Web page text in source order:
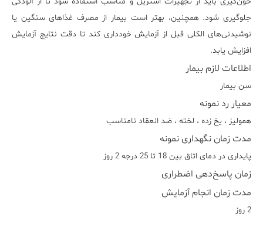
جلوگیری شود. همچنین، بهتر است بیمار از مصرف غذاهای سنگین یا
نوشیدنی‌های الکلی قبل از آزمایش خودداری کند تا دقت نتایج آزمایش
افزایش یابد.
اطلاعات لازم بیمار
سن بیمار
معیار رد نمونه
هموليز ، يخ زده ، لخته ، ضد انعقاد نامناسب
مدت زمان نگهداری نمونه
پایداری در دمای اتاق بین 18 تا 25 درجه 2 روز
زمان پاسخ‌دهی اضطراری
مدت زمان انجام آزمایش
2 روز